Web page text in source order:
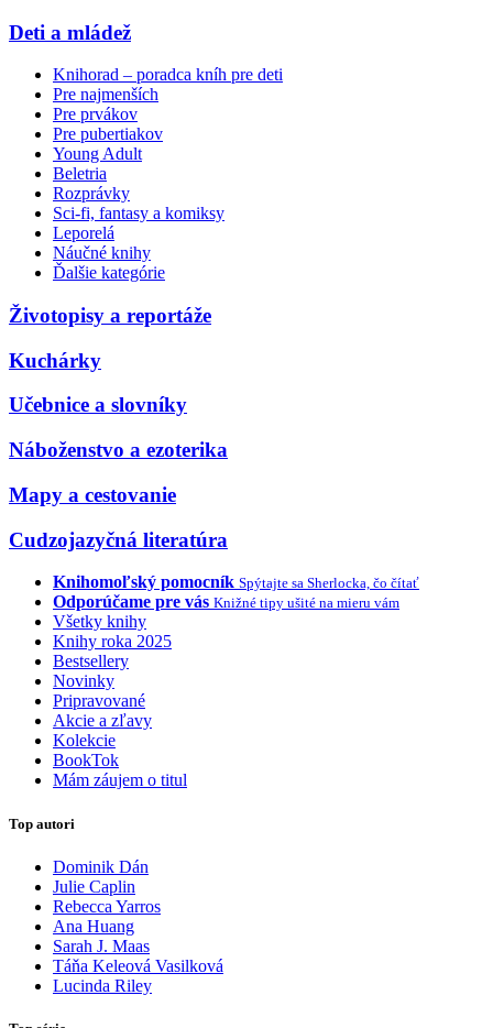
Deti a mládež
Knihorad – poradca kníh pre deti
Pre najmenších
Pre prvákov
Pre pubertiakov
Young Adult
Beletria
Rozprávky
Sci-fi, fantasy a komiksy
Leporelá
Náučné knihy
Ďalšie kategórie
Životopisy a reportáže
Kuchárky
Učebnice a slovníky
Náboženstvo a ezoterika
Mapy a cestovanie
Cudzojazyčná literatúra
Knihomoľský pomocník Spýtajte sa Sherlocka, čo čítať
Odporúčame pre vás Knižné tipy ušité na mieru vám
Všetky knihy
Knihy roka 2025
Bestsellery
Novinky
Pripravované
Akcie a zľavy
Kolekcie
BookTok
Mám záujem o titul
Top autori
Dominik Dán
Julie Caplin
Rebecca Yarros
Ana Huang
Sarah J. Maas
Táňa Keleová Vasilková
Lucinda Riley